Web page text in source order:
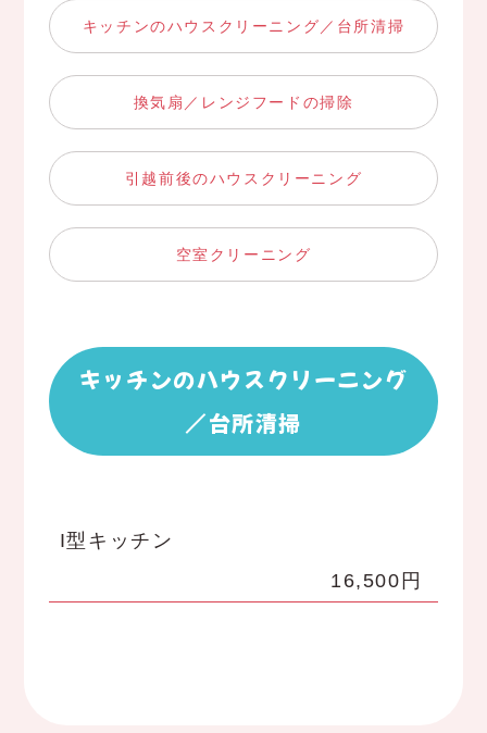
キッチンのハウスクリーニング／台所清掃
換気扇／レンジフードの掃除
引越前後のハウスクリーニング
空室クリーニング
キッチンのハウスクリーニング
／台所清掃
I型キッチン
16,500円